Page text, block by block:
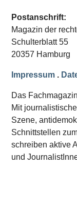
Schwerpunkt
Schwerpunkt
Schwerpunkt NPD
Ausgaben Übersicht
Ausgabe 220
Ausgabe 219
Ausgabe 217
Ausgabe 216
Postanschrift:
Magazin der
Schulterblatt 55
20357 Hamburg
Impressum .
Das
Mit
Szene,
Schnittstellen
schreiben aktive
und